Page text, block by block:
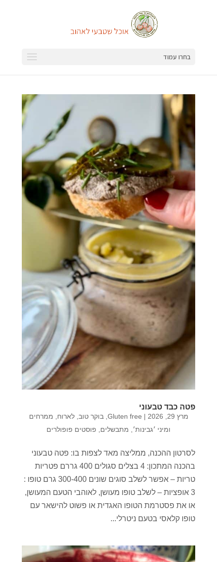
בחרו עמוד
פטה כבד טבעוני
מרץ 29, 2026 |
Gluten free בוקר טוב ,לארוח
ממרחים
ומיני ׳גבינות׳
מתבשלים פוסטים פופולרים
לסרטון ההכנה, ממליצה מאד לצפות בו: פטה טבעוני
בהכנה המתכון: 4 בצלים סגולים 400 גררם פטריות
טריות – אפשר לשלב סוגים שונים 300-400 גרם טופו :
3 אופציות – לשלב טופו מעושן, לאוהבי הטעם המעושן,
או את פסטרמת הטופו האגדית או פשוט להישאר עם
טופו קלאסי בטעם ניטרלי...